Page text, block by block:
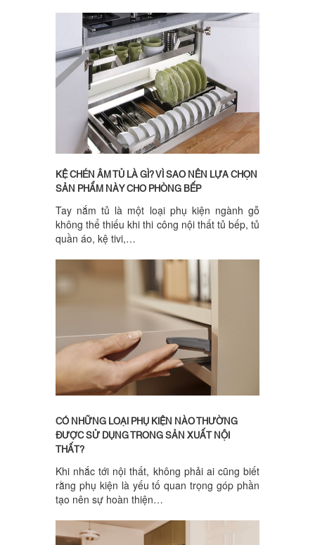
KỆ CHÉN ÂM TỦ LÀ GÌ? VÌ SAO NÊN LỰA CHỌN
SẢN PHẨM NÀY CHO PHÒNG BẾP
Tay nắm tủ là một loại phụ kiện ngành gỗ
không thể thiếu khi thi công nội thất tủ bếp, tủ
quần áo, kệ tivi,…
CÓ NHỮNG LOẠI PHỤ KIỆN NÀO THƯỜNG
ĐƯỢC SỬ DỤNG TRONG SẢN XUẤT NỘI
THẤT?
Khi nhắc tới nội thất, không phải ai cũng biết
rằng phụ kiện là yếu tố quan trọng góp phần
tạo nên sự hoàn thiện…